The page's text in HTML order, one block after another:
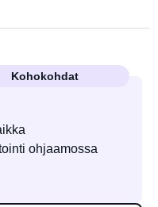
Kohokohdat
ohjaamossa